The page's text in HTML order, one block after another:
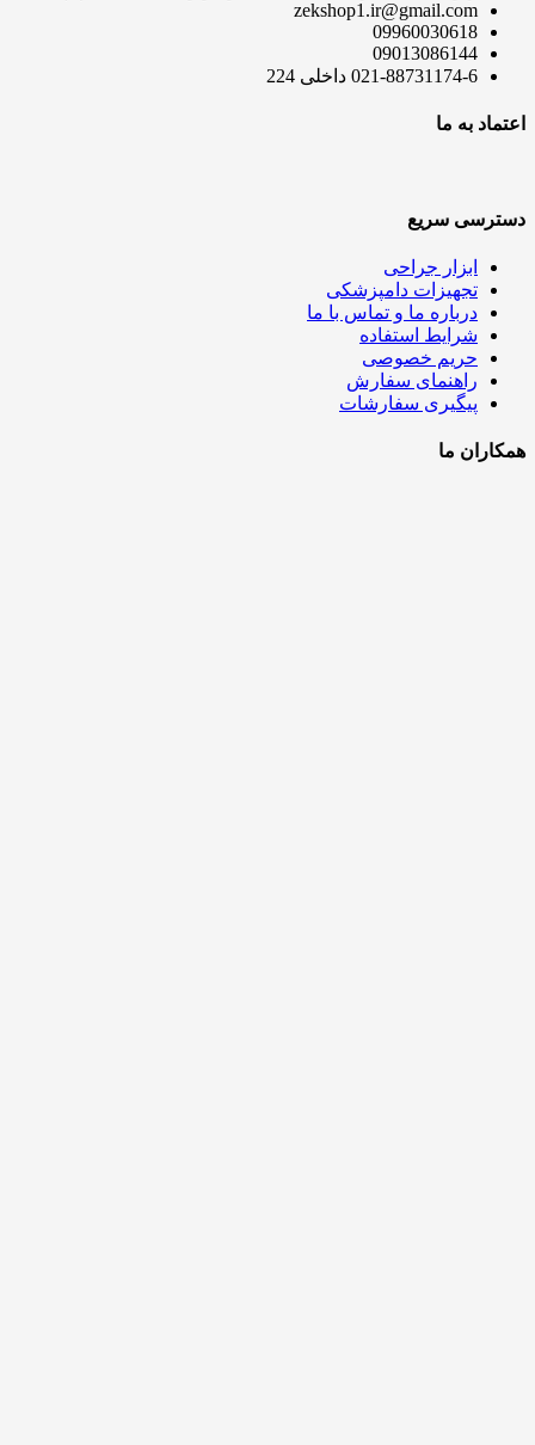
zekshop1.ir@gmail.com
09960030618
09013086144
021-88731174-6 داخلی 224
اعتماد به ما
دسترسی سریع
ابزار جراحی
تجهیزات دامپزشکی
درباره ما و تماس با ما
شرایط استفاده
حریم خصوصی
راهنمای سفارش
پیگیری سفارشات
همکاران ما